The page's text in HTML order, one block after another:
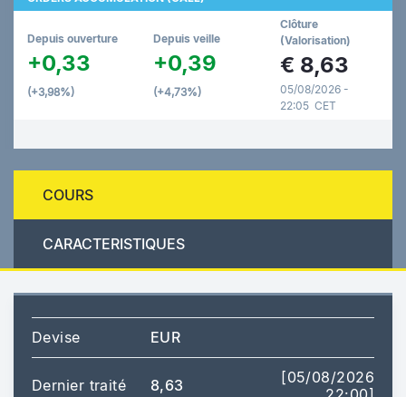
Depuis ouverture
+0,33
(+3,98%)
Depuis veille
+0,39
(+4,73%)
Clôture
(Valorisation)
€ 8,63
05/08/2026 -
22:05 CET
COURS
CARACTERISTIQUES
Devise EUR
Dernier traité 8,63
[05/08/2026